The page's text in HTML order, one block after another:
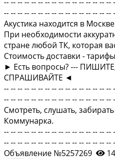
-- -- -- -- -- -- -- -- -- -- -- -- -- -- -- --
Акустика находится в
При необходимости
стране любой ТК, которая
Стоимость доставки -
► Есть вопросы? ---
СПРАШИВАЙТЕ ◄
-- -- -- -- -- -- -- -- -- -- -- -- -- -- --
-- -- -- -- -- -- -- -- -- -- -- -- -- -- -- --
Смотреть, слушать,
Коммунарка.
-- -- -- -- -- -- -- -- -- -- -- -- -- -- --
-- -- -- -- -- -- -- -- -- -- -- -- -- -- -- --
Объявление №5257269